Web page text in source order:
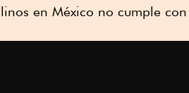
en México no cumple con